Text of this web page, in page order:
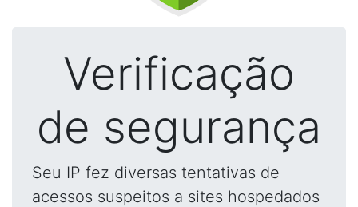
Verificação
de segurança
Seu IP fez diversas tentativas de
acessos suspeitos a sites hospedados